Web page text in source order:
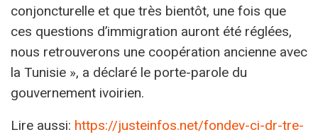
conjoncturelle et que très bientôt, une fois que
ces questions d’immigration auront été réglées,
nous retrouverons une coopération ancienne avec
la Tunisie », a déclaré le porte-parole du
gouvernement ivoirien.
Lire aussi: https://justeinfos.net/fondev-ci-dr-tre-